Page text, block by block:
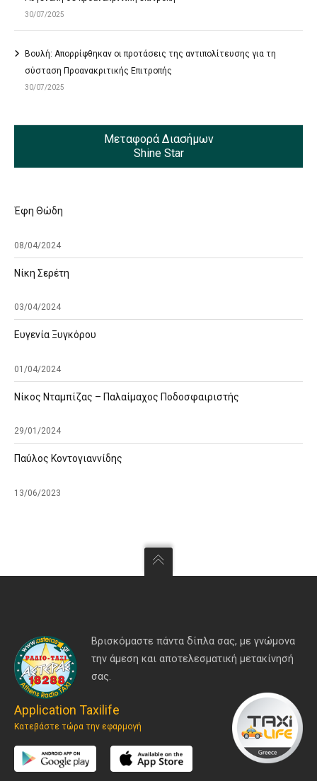
30/07/2025
Βουλή: Απορρίφθηκαν οι προτάσεις της αντιπολίτευσης για τη
σύσταση Προανακριτικής Επιτροπής
30/07/2025
Μεταφορά Διασήμων
Shine Star
Έφη Θώδη
08/04/2024
Νίκη Σερέτη
03/04/2024
Ευγενία Ξυγκόρου
01/04/2024
Νίκος Νταμπίζας – Παλαίμαχος Ποδοσφαιριστής
29/01/2024
Παύλος Κοντογιαννίδης
13/06/2023
Βρισκόμαστε πάντα δίπλα σας, με γνώμονα
την άμεση και αποτελεσματική μετακίνησή
σας.
Application Taxilife
Κατεβάστε τώρα την εφαρμογή